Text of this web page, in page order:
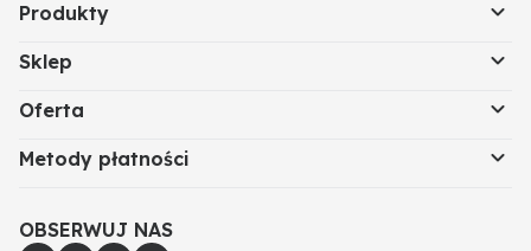
Produkty
Sklep
Oferta
Metody płatności
OBSERWUJ NAS